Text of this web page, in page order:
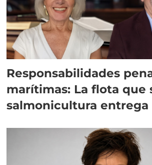
Responsabilidades
marítimas: La flota que
salmonicultura entrega